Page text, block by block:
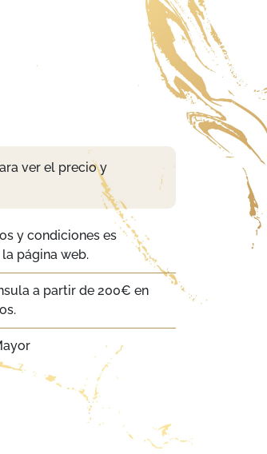
ver el precio y
y condiciones es
página web.
a partir de 200€ en